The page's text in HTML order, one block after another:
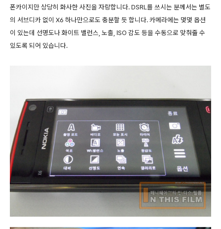
폰카이지만 상당히 화사한 사진을 자랑합니다. DSRL를 쓰시는 분께서는 별도
의 서브디카 없이 X6 하나만으로도 충분할 듯 합니다. 카메라에는 몇몇 옵션
이 있는데 선명도나 화이트 밸런스, 노출, ISO 감도 등을 수동으로 맞춰줄 수
있도록 되어 있습니다.